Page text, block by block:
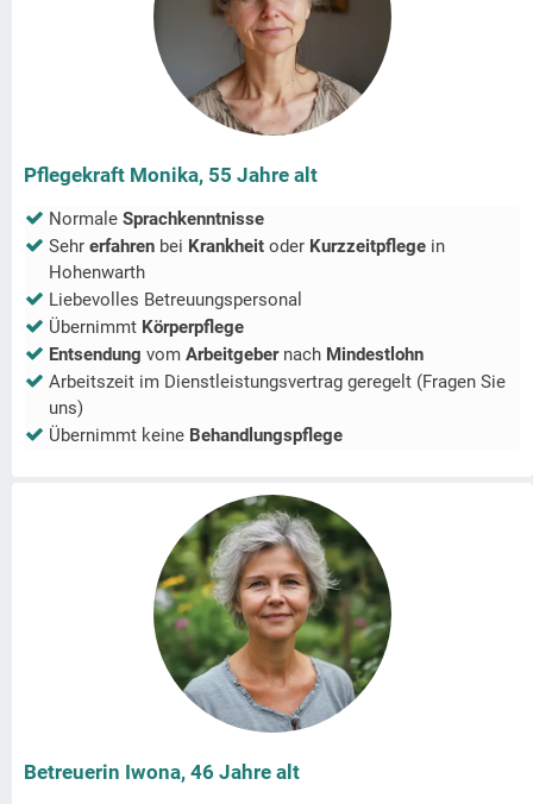
Pflegekraft Monika, 55 Jahre alt
Normale Sprachkenntnisse
Sehr erfahren bei Krankheit oder Kurzzeitpflege in
Hohenwarth
Liebevolles Betreuungspersonal
Übernimmt Körperpflege
Entsendung vom Arbeitgeber nach Mindestlohn
Arbeitszeit im Dienstleistungsvertrag geregelt (Fragen Sie
uns)
Übernimmt keine Behandlungspflege
Betreuerin Iwona, 46 Jahre alt